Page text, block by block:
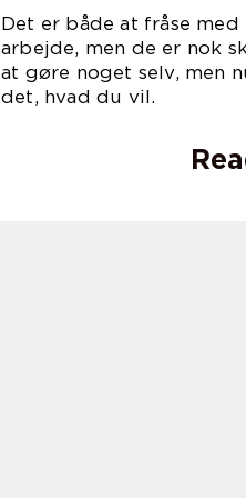
Det er både at fråse
arbejde, men de er nok
at gøre noget selv, men
det, hvad du vil.